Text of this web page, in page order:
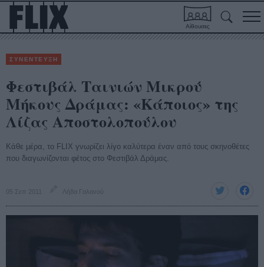
Αίθουσες
ΣΥΝΕΝΤΕΥΞΗ
Φεστιβάλ Ταινιών Μικρού
Μήκους Δράμας: «Κάποιος» της
Λίζας Αποστολοπούλου
Κάθε μέρα, τo FLIX γνωρίζει λίγο καλύτερα έναν από τους σκηνοθέτες
που διαγωνίζονται φέτος στο Φεστιβάλ Δράμας.
05 Σεπ 2011 Λήδα Γαλανού